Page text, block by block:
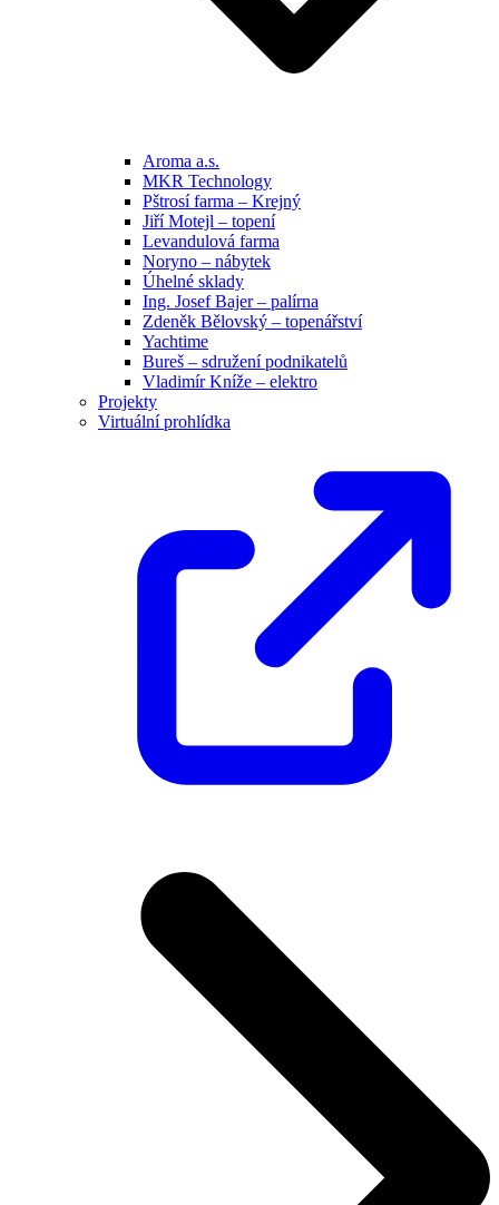
Aroma a.s.
MKR Technology
Pštrosí farma – Krejný
Jiří Motejl – topení
Levandulová farma
Noryno – nábytek
Úhelné sklady
Ing. Josef Bajer – palírna
Zdeněk Bělovský – topenářství
Yachtime
Bureš – sdružení podnikatelů
Vladimír Kníže – elektro
Projekty
Virtuální prohlídka